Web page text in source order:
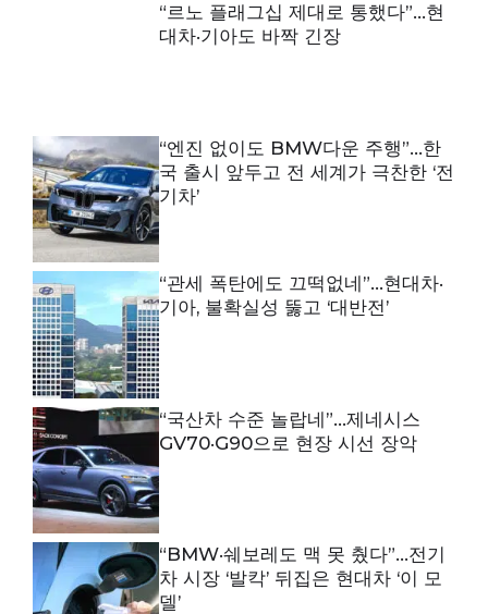
“르노 플래그십 제대로 통했다”…현
대차·기아도 바짝 긴장
“엔진 없이도 BMW다운 주행”…한
국 출시 앞두고 전 세계가 극찬한 ‘전
기차’
“관세 폭탄에도 끄떡없네”…현대차·
기아, 불확실성 뚫고 ‘대반전’
“국산차 수준 놀랍네”…제네시스
GV70·G90으로 현장 시선 장악
“BMW·쉐보레도 맥 못 췄다”…전기
차 시장 ‘발칵’ 뒤집은 현대차 ‘이 모
델’